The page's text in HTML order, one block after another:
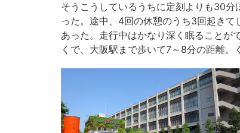
そうこうしているうちに定刻よりも30
った。途中、4回の休憩のうち3回起き
あった。走行中はかなり深く眠ることが
くで、大阪駅まで歩いて7～8分の距離。